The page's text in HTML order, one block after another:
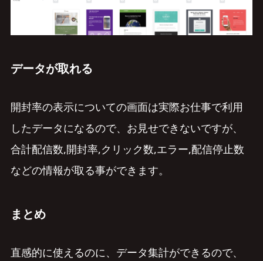
データが取れる
開封率の表示についての画面は実際お仕事で利用
したデータになるので、お見せできないですが、
合計配信数,開封率,クリック数,エラー,配信停止数
などの情報が取る事ができます。
まとめ
直感的に使えるのに、データ集計ができるので、